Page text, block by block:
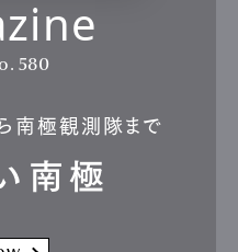
580
南極観測隊まで
南極